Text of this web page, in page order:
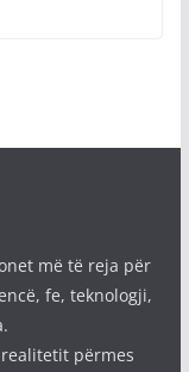
më të reja për
fe, teknologji,
përmes